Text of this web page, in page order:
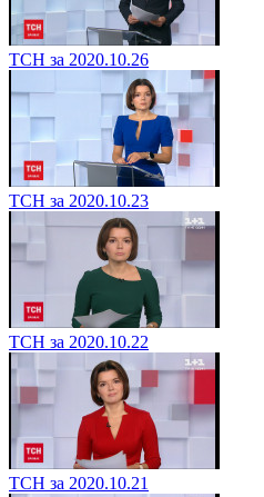
ТСН за 2020.10.26
ТСН за 2020.10.23
ТСН за 2020.10.22
ТСН за 2020.10.21